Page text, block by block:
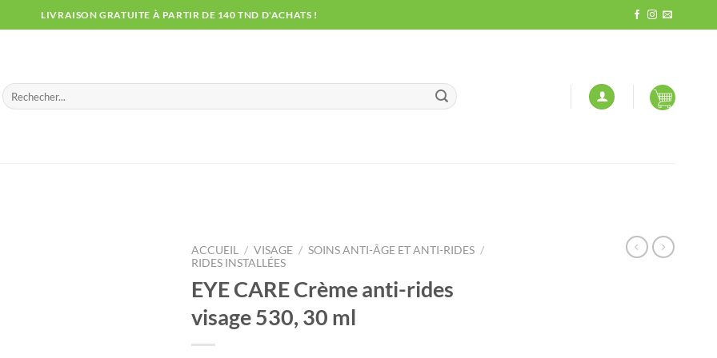
LIVRAISON GRATUITE À PARTIR DE 140 TND D'ACHATS !
Recherche
pour :
ACCUEIL / VISAGE / SOINS ANTI-ÂGE ET ANTI-RIDES /
RIDES INSTALLÉES
EYE CARE Crème anti-rides
visage 530, 30 ml